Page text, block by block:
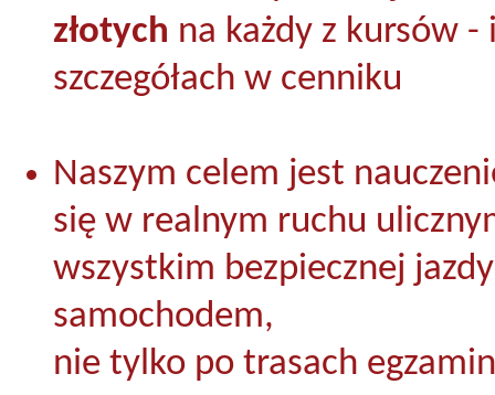
złotych na każdy z kursów
szczegółach w cenniku
Naszym celem jest
się w realnym ruchu
wszystkim bezpiecznej jazdy
samochodem,
nie tylko po trasach